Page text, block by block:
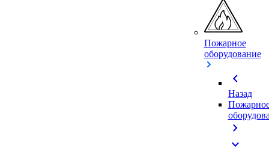
Пожарное
оборудование
chevron_left
Назад
chevron_right
expand_more